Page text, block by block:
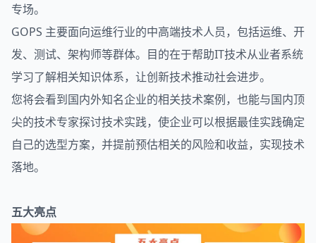
专场。
GOPS 主要面向运维行业的中高端技术人员，包括运维、开
发、测试、 架构师等群体。目的在于帮助IT技术从业者系统
学习了解相关知识体系，让创新技术推动社会进步。
您将会看到国内外知名企业的相关技术案例，也能与国内顶
尖的技术专家探讨技术实践，使企业可以根据最佳实践确定
自己的选型方案，并提前预估相关的风险和收益，实现技术
落地。
五大亮点